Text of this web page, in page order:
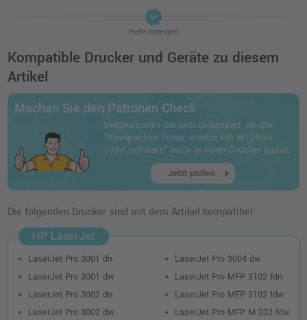
Kompatibler Toner ersetzt HP W1390X 139X
o. MwSt.
95,99 €
keyboard_arrow_down
mehr anzeigen
Kompatible Drucker und Geräte zu diesem
Artikel
Machen Sie den Patronen Check
Vergewissern Sie sich unbedingt, ob die
"Kompatibler Toner ersetzt HP W1390A
139A schwarz" auch in Ihren Drucker passt.
Jetzt prüfen arrow_right
Die folgenden Drucker sind mit dem Artikel kompatibel:
HP LaserJet
LaserJet Pro 3001 dn
LaserJet Pro 3001 dw
LaserJet Pro 3002 dn
LaserJet Pro 3002 dw
LaserJet Pro 3004 dw
LaserJet Pro MFP 3102 fdn
LaserJet Pro MFP 3102 fdw
LaserJet Pro MFP M 332 fdw